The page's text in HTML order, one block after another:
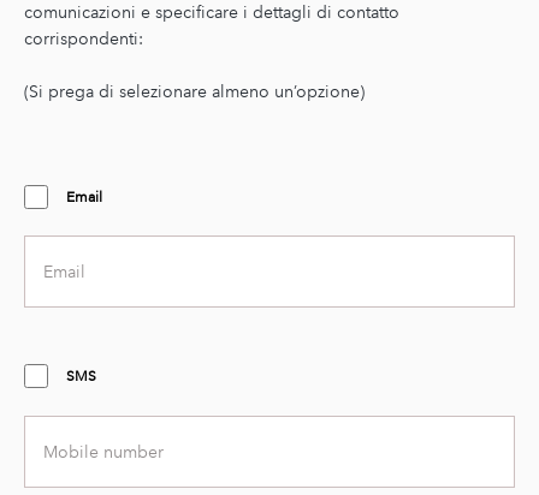
comunicazioni e specificare i dettagli di contatto
corrispondenti:
(Si prega di selezionare almeno un’opzione)
Email
Email
SMS
Mobile